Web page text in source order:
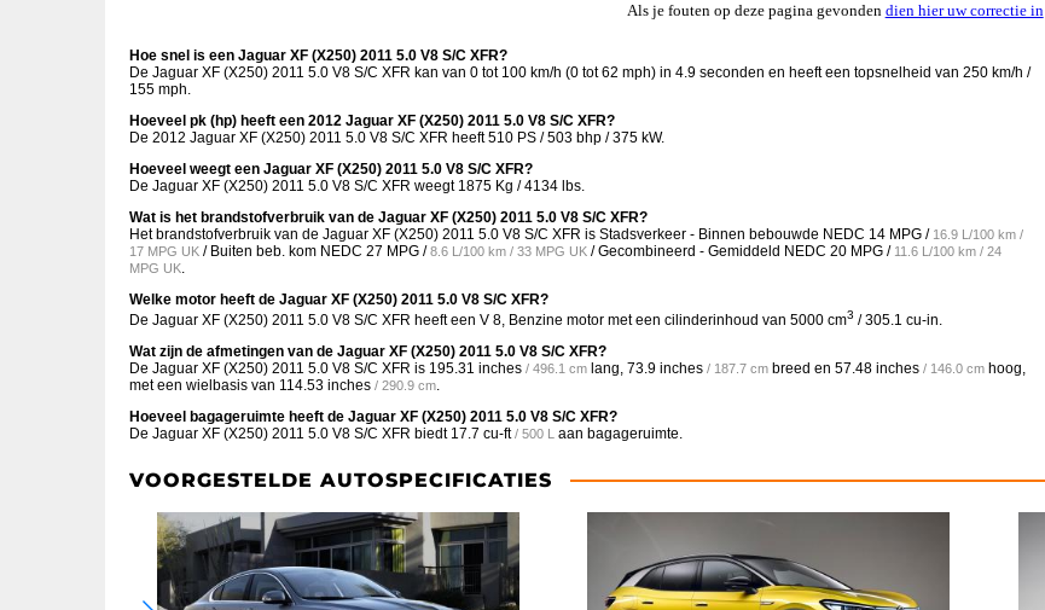
Als je fouten op deze pagina gevonden dien hier uw correctie in
Hoe snel is een Jaguar XF (X250) 2011 5.0 V8 S/C XFR?
De Jaguar XF (X250) 2011 5.0 V8 S/C XFR kan van 0 tot 100 km/h (0 tot 62 mph) in 4.9 seconden en heeft een topsnelheid van 250 km/h /
155 mph.
Hoeveel pk (hp) heeft een 2012 Jaguar XF (X250) 2011 5.0 V8 S/C XFR?
De 2012 Jaguar XF (X250) 2011 5.0 V8 S/C XFR heeft 510 PS / 503 bhp / 375 kW.
Hoeveel weegt een Jaguar XF (X250) 2011 5.0 V8 S/C XFR?
De Jaguar XF (X250) 2011 5.0 V8 S/C XFR weegt 1875 Kg / 4134 lbs.
Wat is het brandstofverbruik van de Jaguar XF (X250) 2011 5.0 V8 S/C XFR?
Het brandstofverbruik van de Jaguar XF (X250) 2011 5.0 V8 S/C XFR is Stadsverkeer - Binnen bebouwde NEDC 14 MPG / 16.9 L/100 km /
17 MPG UK / Buiten beb. kom NEDC 27 MPG /8.6 L/100 km / 33 MPG UK / Gecombineerd - Gemiddeld NEDC 20 MPG / 11.6 L/100 km / 24
MPG UK.
Welke motor heeft de Jaguar XF (X250) 2011 5.0 V8 S/C XFR?
De Jaguar XF (X250) 2011 5.0 V8 S/C XFR heeft een V 8, Benzine motor met een cilinderinhoud van 5000 cm3 / 305.1 cu-in.
Wat zijn de afmetingen van de Jaguar XF (X250) 2011 5.0 V8 S/C XFR?
De Jaguar XF (X250) 2011 5.0 V8 S/C XFR is 195.31 inches / 496.1 cm lang, 73.9 inches / 187.7 cm breed en 57.48 inches / 146.0 cm hoog,
met een wielbasis van 114.53 inches / 290.9 cm.
Hoeveel bagageruimte heeft de Jaguar XF (X250) 2011 5.0 V8 S/C XFR?
De Jaguar XF (X250) 2011 5.0 V8 S/C XFR biedt 17.7 cu-ft / 500 L aan bagageruimte.
VOORGESTELDE AUTOSPECIFICATIES